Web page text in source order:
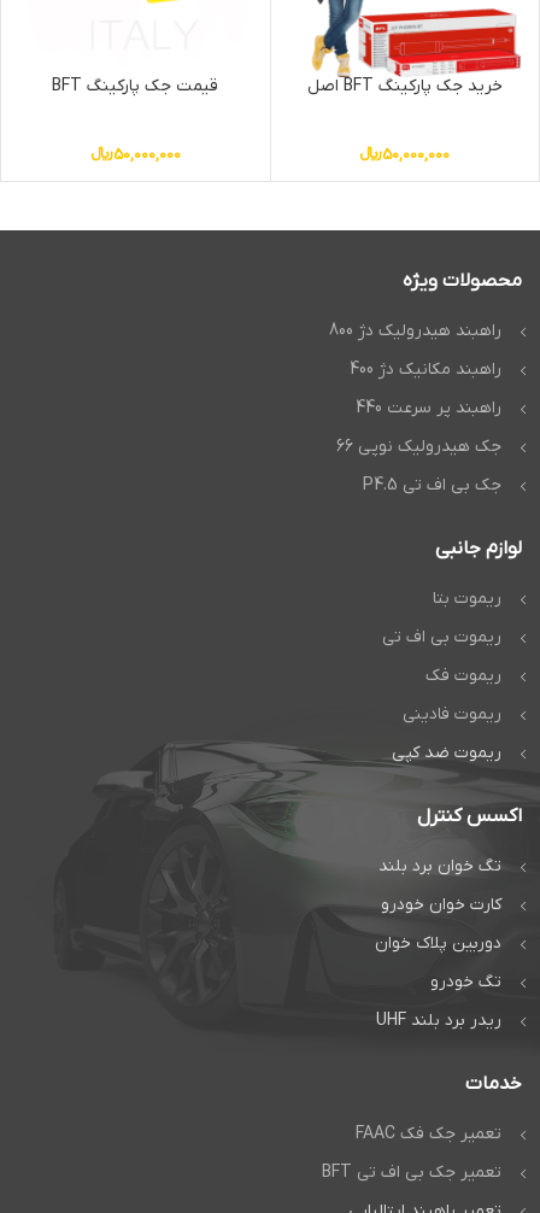
خرید جک پارکینگ BFT اصل
50,000,000﷼
قیمت جک پارکینگ BFT
50,000,000﷼
محصولات ویژه
راهبند هیدرولیک دژ 800
راهبند مکانیک دژ 400
راهبند پر سرعت 440
جک هیدرولیک نوپی 66
جک بی اف تی P4.5
لوازم جانبی
ریموت بتا
ریموت بی اف تی
ریموت فک
ریموت فادینی
ریموت ضد کپی
اکسس کنترل
تگ خوان برد بلند
کارت خوان خودرو
دوربین پلاک خوان
تگ خودرو
ریدر برد بلند UHF
خدمات
تعمیر جک فک FAAC
تعمیر جک بی اف تی BFT